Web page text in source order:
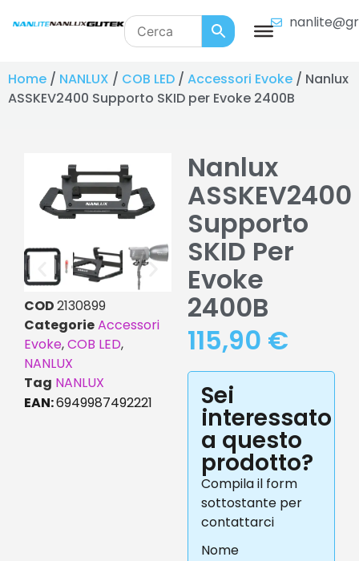
Home / NANLUX / COB LED / Accessori Evoke / Nanlux
ASSKEV2400 Supporto SKID per Evoke 2400B
COD2130899
CategorieAccessori
Evoke,COB LED,
NANLUX
Tag NANLUX
EAN:6949987492221
Nanlux
ASSKEV2400
Supporto
SKID Per
Evoke
2400B
115,90 €
Sei
interessato
a questo
prodotto?
Compila il form
sottostante per
contattarci
Nome